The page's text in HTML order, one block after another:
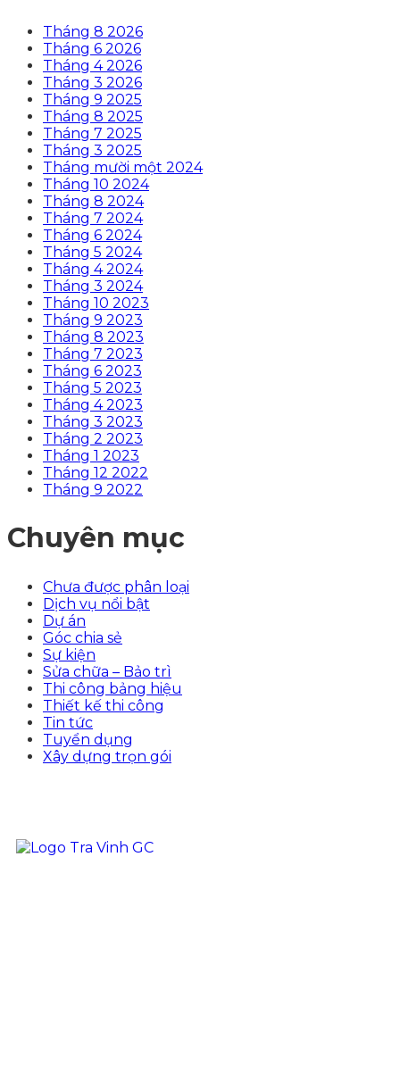
Tháng 8 2026
Tháng 6 2026
Tháng 4 2026
Tháng 3 2026
Tháng 9 2025
Tháng 8 2025
Tháng 7 2025
Tháng 3 2025
Tháng mười một 2024
Tháng 10 2024
Tháng 8 2024
Tháng 7 2024
Tháng 6 2024
Tháng 5 2024
Tháng 4 2024
Tháng 3 2024
Tháng 10 2023
Tháng 9 2023
Tháng 8 2023
Tháng 7 2023
Tháng 6 2023
Tháng 5 2023
Tháng 4 2023
Tháng 3 2023
Tháng 2 2023
Tháng 1 2023
Tháng 12 2022
Tháng 9 2022
Chuyên mục
Chưa được phân loại
Dịch vụ nổi bật
Dự án
Góc chia sẻ
Sự kiện
Sửa chữa – Bảo trì
Thi công bảng hiệu
Thiết kế thi công
Tin tức
Tuyển dụng
Xây dựng trọn gói